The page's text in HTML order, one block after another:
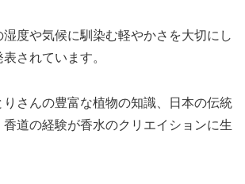
度や気候に馴染む軽やかさを大切にし
されています。
さんの豊富な植物の知識、日本の伝統
道の経験が香水のクリエイションに生